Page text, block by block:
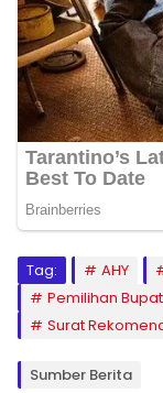
Tag: AHY
Pemilihan
Surat
Sumber Berita